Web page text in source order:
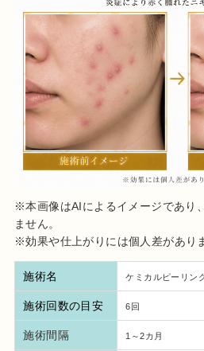
※本画像はAIによるイメージであり
ません。
※効果や仕上がりには個人差があり
施術名 ケミカルピーリン
施術回数の目安 6回
施術間隔 1～2カ月